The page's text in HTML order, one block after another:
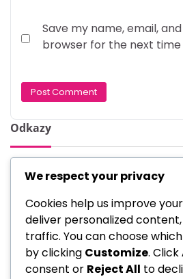
Save my name, email,
browser for the next
Odkazy
Kontaktujte nás
Nejnovější příspěvky
We respect your privacy
Cookies help us improve
deliver personalized
traffic. You can choose
by clicking Customize. Click
consent or Reject All to